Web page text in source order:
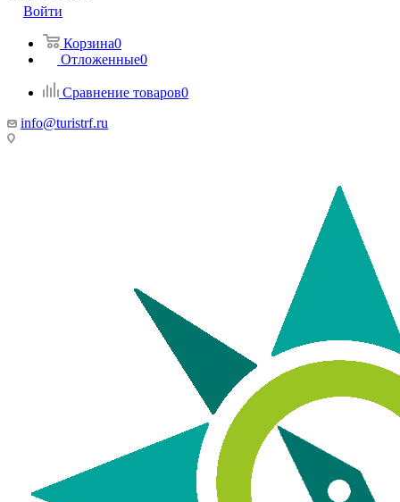
Войти
Корзина0
Отложенные0
Сравнение товаров0
info@turistrf.ru